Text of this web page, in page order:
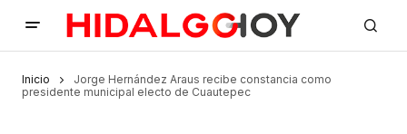
Inicio
Jorge Hernández Araus recibe constancia como
presidente municipal electo de Cuautepec